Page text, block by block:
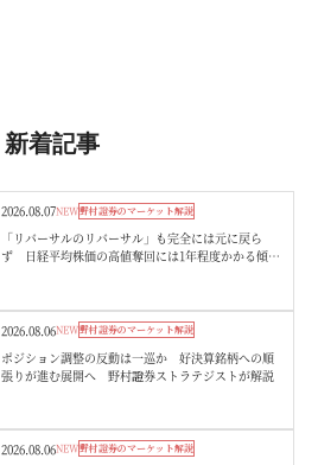
新着記事
2026.08.07NEW野村證券のマーケット解説
「リバーサルのリバーサル」も完全には元に戻ら
ず 日経平均株価の高値奪回には1年程度かかる傾
2026.08.06NEW野村證券のマーケット解説
ポジション調整の反動は一巡か 好決算銘柄への順
張りが進む展開へ 野村證券ストラテジストが解説
2026.08.06NEW野村證券のマーケット解説